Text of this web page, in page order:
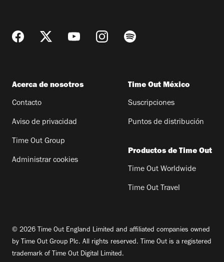
Acerca de nosotros
Contacto
Aviso de privacidad
Time Out Group
Administrar cookies
Time Out México
Suscripciones
Puntos de distribución
Productos de Time Out
Time Out Worldwide
Time Out Travel
© 2026 Time Out England Limited and affiliated companies owned
by Time Out Group Plc. All rights reserved. Time Out is a registered
trademark of Time Out Digital Limited.